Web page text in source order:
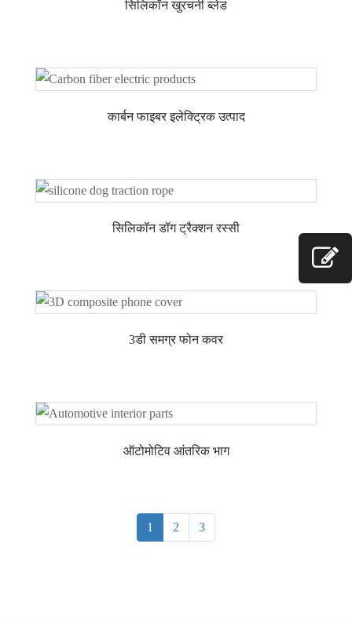
सिलिकॉन खुरचनी ब्लेड
कार्बन फाइबर इलेक्ट्रिक उत्पाद
सिलिकॉन डॉग ट्रैक्शन रस्सी
3डी समग्र फोन कवर
ऑटोमोटिव आंतरिक भाग
1 2 3